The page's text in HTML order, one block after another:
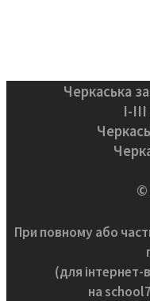
Черкаська
І-
©
При повному або
(для інтернет-
на